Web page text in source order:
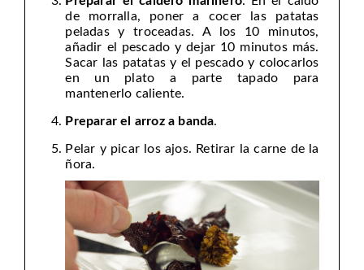
de morralla, poner a cocer las patatas
peladas y troceadas. A los 10 minutos,
añadir el pescado y dejar 10 minutos más.
Sacar las patatas y el pescado y colocarlos
en un plato a parte tapado para
mantenerlo caliente.
Preparar el arroz a banda.
Pelar y picar los ajos. Retirar la carne de la
ñora.